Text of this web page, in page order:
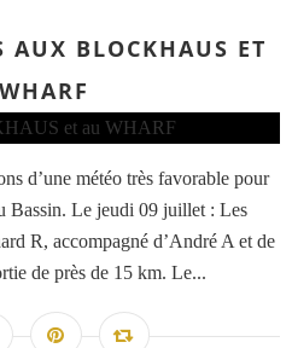
AUX BLOCKHAUS ET
d’une météo très favorable pour
Bassin. Le jeudi 09 juillet : Les
R, accompagné d’André A et de
de près de 15 km. Le...